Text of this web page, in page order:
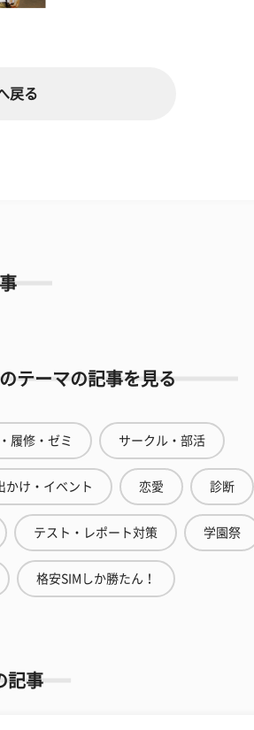
戻る
テーマの記事を見る
履修・ゼミ サークル・部活
かけ・イベント 恋愛 診断
テスト・レポート対策 学園祭
格安SIMしか勝たん！
記事